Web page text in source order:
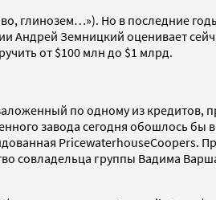
глинозем…»). Но в последние
Андрей Земницкий оценивает
от $100 млн до $1 млрд.
по одному из кредитов,
завода сегодня обошлось бы
PricewaterhouseCoopers.
совладельца группы Вадима